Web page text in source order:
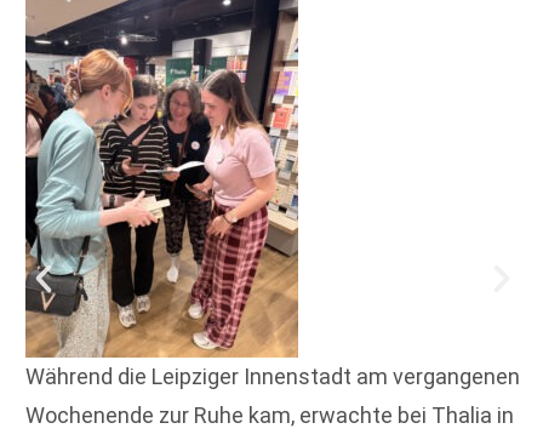
Während die Leipziger Innenstadt am vergangenen
Wochenende zur Ruhe kam, erwachte bei Thalia in